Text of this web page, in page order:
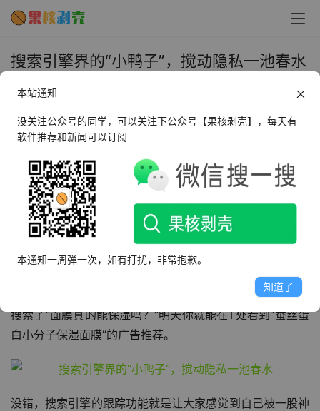
搜索引擎界的“小鸭子”，搅动隐私一池春水
2023年7月3日 上午10:01 微信推文
文章来自于极客果核公众号首发：
https://mp.weixin.qq.com/s/5eEnQI3eP_pKf-uL6nktiQ
在搜索引擎界有这么一股清流，它以“防止追踪，保护隐私”
为卖点。而与之相对的其他搜索引擎则完全是另一种画风，
无论搜个什么都会有一堆相关广告推荐，比如你今天在B处
搜索了“面膜真的能保湿吗？”明天你就能在T处看到“蚕丝蛋
白小分子保湿面膜”的广告推荐。
没错，搜索引擎的跟踪功能就是让大家感觉到自己被一股神
本站通知
没关注公众号的同学，可以关注下公众号【果核剥壳】，每天有
软件推荐和新闻可以订阅
本通知一周弹一次，如有打扰，非常抱歉。
知道了